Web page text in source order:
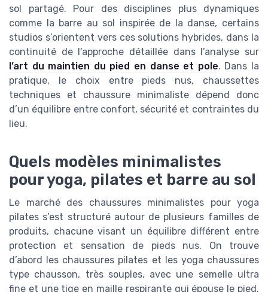
sol partagé. Pour des disciplines plus dynamiques
comme la barre au sol inspirée de la danse, certains
studios s’orientent vers ces solutions hybrides, dans la
continuité de l’approche détaillée dans l’analyse sur
l’art du maintien du pied en danse et pole. Dans la
pratique, le choix entre pieds nus, chaussettes
techniques et chaussure minimaliste dépend donc
d’un équilibre entre confort, sécurité et contraintes du
lieu.
Quels modèles minimalistes
pour yoga, pilates et barre au sol
Le marché des chaussures minimalistes pour yoga
pilates s’est structuré autour de plusieurs familles de
produits, chacune visant un équilibre différent entre
protection et sensation de pieds nus. On trouve
d’abord les chaussures pilates et les yoga chaussures
type chausson, très souples, avec une semelle ultra
fine et une tige en maille respirante qui épouse le pied.